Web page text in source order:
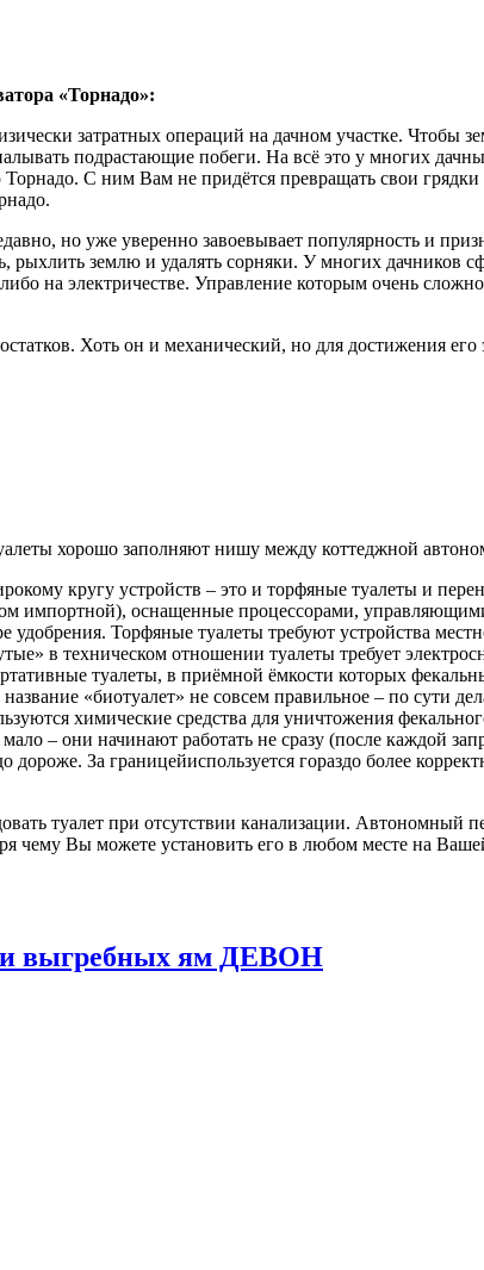
«Торнадо»:
затратных операций на дачном участке. Чтобы
подрастающие побеги. На всё это у многих
С ним Вам не придётся превращать свои
но уже уверенно завоевывает популярность и
землю и удалять сорняки. У многих дачников
на электричестве. Управление которым очень
Хоть он и механический, но для достижения
хорошо заполняют нишу между коттеджной
кругу устройств – это и торфяные туалеты и
импортной), оснащенные процессорами,
Торфяные туалеты требуют устройства
в техническом отношении туалеты требует
туалеты, в приёмной ёмкости которых
«биотуалет» не совсем правильное – по сути
химические средства для уничтожения
– они начинают работать не сразу (после каждой
За границейиспользуется гораздо более
туалет при отсутствии канализации. Автономный
чему Вы можете установить его в любом месте на
и выгребных ям ДЕВОН